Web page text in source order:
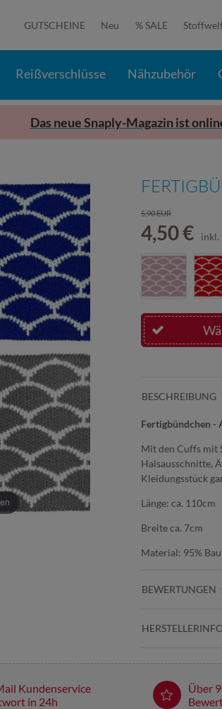
GUTSCHEINE Neu % SALE
Reißverschlüsse Nähzubehör
Das neue Snaply-Magazin ist
5,90 EUR
4,50 € inkl.
BESCHREIBUNG
Fertigbündchen -
Mit den Cuffs mit
Halsausschnitte,
Kleidungsstück
Länge: ca. 110cm
Breite ca. 7cm
Material: 95%
BEWERTUNGEN
Kundenservice
in 24h
Über